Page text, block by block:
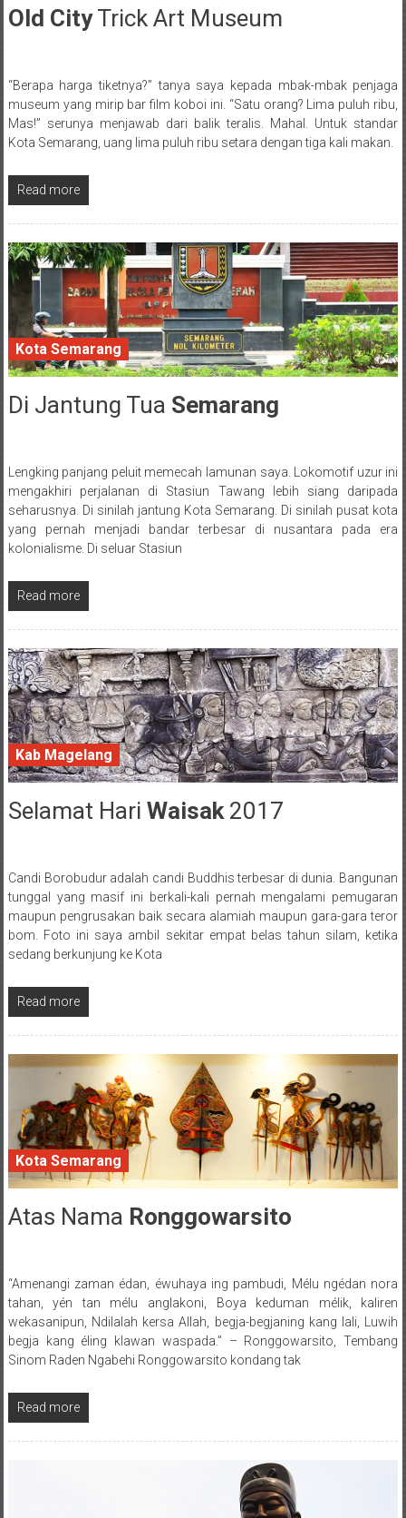
9 June 2017
Old CityTrick Art Museum
Posted By: wirawan
“Berapa harga tiketnya?” tanya saya kepada mbak-mbak penjaga
museum yang mirip bar film koboi ini. “Satu orang? Lima puluh ribu,
Mas!” serunya menjawab dari balik teralis. Mahal. Untuk standar
Kota Semarang, uang lima puluh ribu setara dengan tiga kali makan.
Read more
Kota Semarang
8 June 2017
Di Jantung Tua Semarang
Posted By: wirawan
Lengking panjang peluit memecah lamunan saya. Lokomotif uzur ini
mengakhiri perjalanan di Stasiun Tawang lebih siang daripada
seharusnya. Di sinilah jantung Kota Semarang. Di sinilah pusat kota
yang pernah menjadi bandar terbesar di nusantara pada era
kolonialisme. Di seluar Stasiun
Read more
Kab Magelang
11 May 2017
Selamat Hari Waisak2017
Posted By: wirawan
Candi Borobudur adalah candi Buddhis terbesar di dunia. Bangunan
tunggal yang masif ini berkali-kali pernah mengalami pemugaran
maupun pengrusakan baik secara alamiah maupun gara-gara teror
bom. Foto ini saya ambil sekitar empat belas tahun silam, ketika
sedang berkunjung ke Kota
Read more
Kota Semarang
14 March 2017
Atas Nama Ronggowarsito
Posted By: wirawan
“Amenangi zaman édan, éwuhaya ing pambudi, Mélu ngédan nora
tahan, yén tan mélu anglakoni, Boya keduman mélik, kaliren
wekasanipun, Ndilalah kersa Allah, begja-begjaning kang lali, Luwih
begja kang éling klawan waspada.” – Ronggowarsito, Tembang
Sinom Raden Ngabehi Ronggowarsito kondang tak
Read more